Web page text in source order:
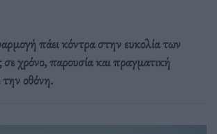
πάει κόντρα στην ευκολία των
χρόνο, παρουσία και πραγματική
οθόνη.